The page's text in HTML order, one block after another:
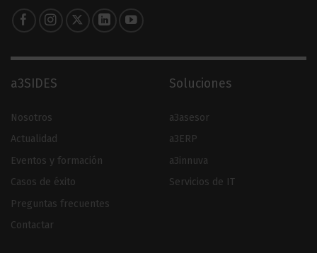
a3SIDES
Nosotros
Actualidad
Eventos y formación
Casos de éxito
Preguntas frecuentes
Contactar
Soluciones
a3asesor
a3ERP
a3innuva
Servicios de IT